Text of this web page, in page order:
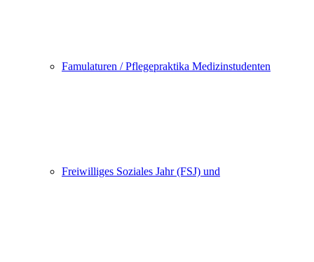
Famulaturen / Pflegepraktika Medizinstudenten
Freiwilliges Soziales Jahr (FSJ) und